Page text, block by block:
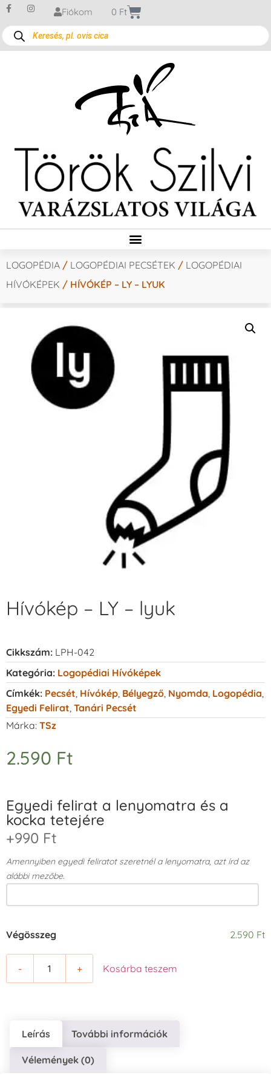
Fiókom 0 Ft
LOGOPÉDIA / LOGOPÉDIAI PECSÉTEK / LOGOPÉDIAI
HÍVÓKÉPEK / HÍVÓKÉP – LY – LYUK
Hívókép – LY – lyuk
Cikkszám: LPH-042
Kategória: Logopédiai Hívóképek
Címkék: Pecsét Hívókép Bélyegző Nyomda Logopédia
Egyedi Felirat Tanári Pecsét
Márka: TSz
2.590 Ft
Egyedi felirat a lenyomatra és a
kocka tetejére
+990 Ft
Amennyiben egyedi feliratot szeretnél a lenyomatra, azt írd az
alábbi mezőbe.
Végösszeg 2.590 Ft
- + Kosárba teszem
Leírás További információk
Vélemények (0)